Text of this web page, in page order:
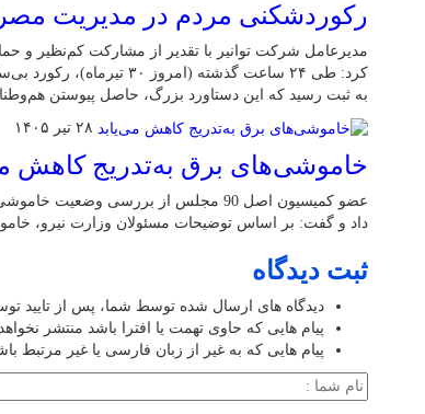
رکوردشکنی مردم در مدیریت
مدیرعامل شرکت توانیر با تقدیر از مشارکت کم‌نظیر و
به ثبت رسید که این دستاورد بزرگ، حاصل پیوستن
۲۸ تیر ۱۴۰۵
خاموشی‌های برق به‌تدریج کاهش
عضو کمیسیون اصل 90 مجلس از بررسی
داد و گفت: بر اساس توضیحات مسئولان وزارت نیرو،
ثبت دیدگاه
دیدگاه های ارسال شده توسط شما، پس از تایید
پیام هایی که حاوی تهمت یا افترا باشد منتشر
پیام هایی که به غیر از زبان فارسی یا غیر مرتبط